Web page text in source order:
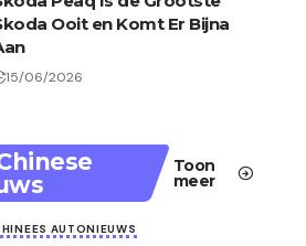
Ooit en Komt Er Bijna
15/06/2026
Toon
meer
AUTONIEUWS